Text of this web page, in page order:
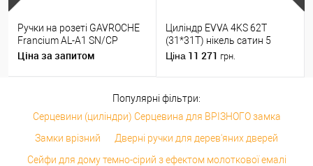
Ручки на розеті GAVROCHE
Francium AL-A1 SN/CP
нікель/хром
Ціна за запитом
Циліндр EVVA 4KS 62T
(31*31T) нікель сатин 5
ключів
Ціна 11 271 грн.
Популярні фільтри:
Серцевини (циліндри) Серцевина для ВРІЗНОГО замка
Замки врізний
Дверні ручки для дерев'яних дверей
Сейфи для дому темно-сірий з ефектом молоткової емалі